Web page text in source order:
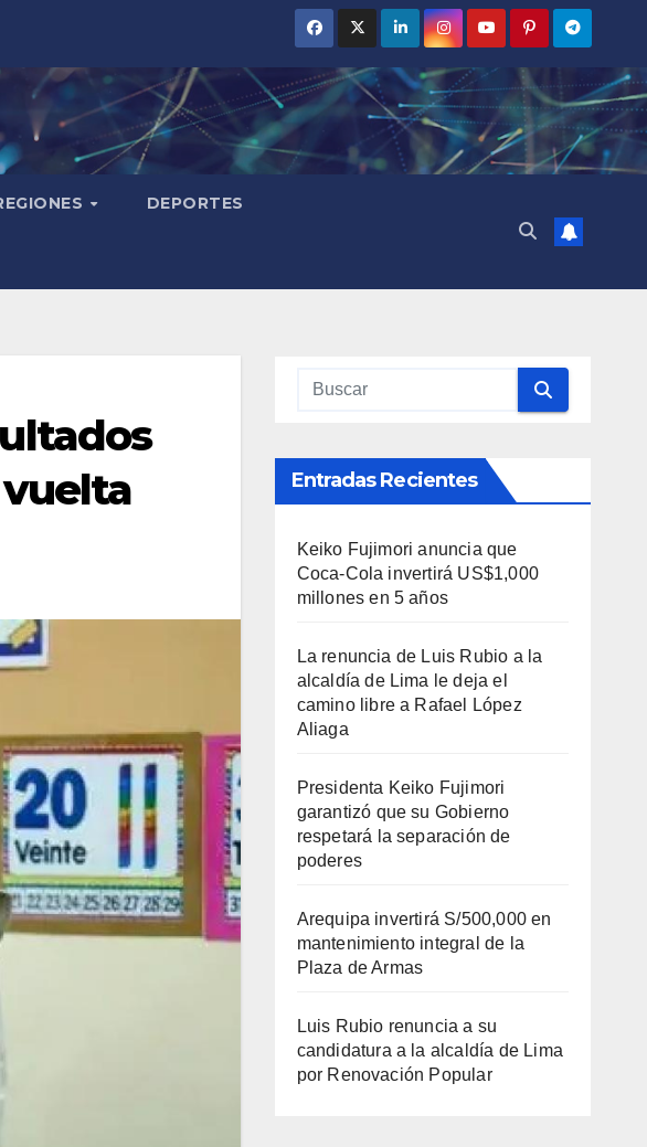
DEPORTES
Entradas Recientes
Keiko Fujimori anuncia que
Coca-Cola invertirá US$1,000
millones en 5 años
La renuncia de Luis Rubio a la
alcaldía de Lima le deja el
camino libre a Rafael López
Aliaga
Presidenta Keiko Fujimori
garantizó que su Gobierno
respetará la separación de
poderes
Arequipa invertirá S/500,000 en
mantenimiento integral de la
Plaza de Armas
Luis Rubio renuncia a su
candidatura a la alcaldía de Lima
por Renovación Popular